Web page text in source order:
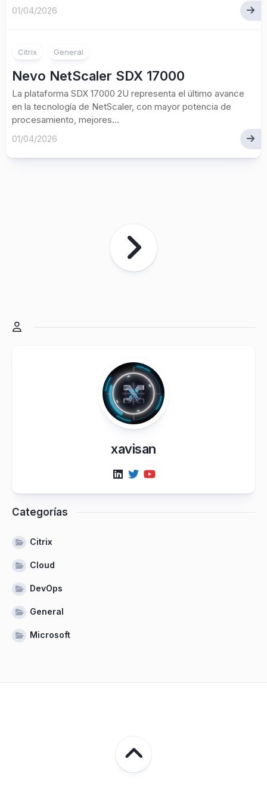
01/04/2026
Citrix General
Nevo NetScaler SDX 17000
La plataforma SDX 17000 2U representa el último avance
en la tecnología de NetScaler, con mayor potencia de
procesamiento, mejores...
01/04/2026
xavisan
Categorías
Citrix
Cloud
DevOps
General
Microsoft